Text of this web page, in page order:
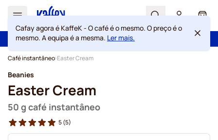
Ir para o Conteúdo
Search Cart
Portes grátis acima de 49 €
100 dias de direito de rescisão
Cafay agora é KaffeK - O café é o mesmo. O preço é o
mesmo. A equipa é a mesma. Ler mais.
Café instantâneo Easter Cream
Beanies
Easter Cream
50 g café instantâneo
5(5)